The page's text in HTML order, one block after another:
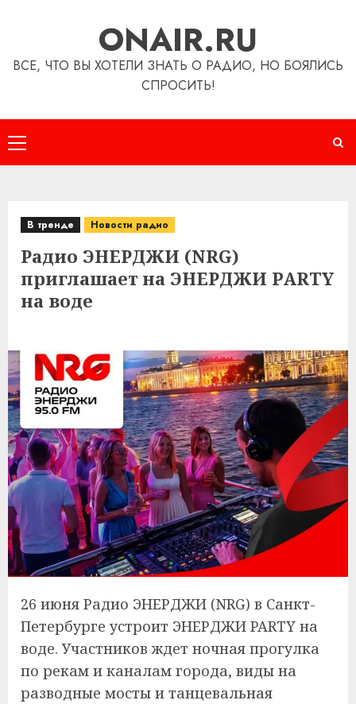
ONAIR.RU
ВСЕ, ЧТО ВЫ ХОТЕЛИ ЗНАТЬ О РАДИО, НО БОЯЛИСЬ
СПРОСИТЬ!
Основное
меню
В тренде Новости радио
Радио ЭНЕРДЖИ (NRG)
приглашает на ЭНЕРДЖИ PARTY
на воде
26 июня Радио ЭНЕРДЖИ (NRG) в Санкт-
Петербурге устроит ЭНЕРДЖИ PARTY на
воде. Участников ждет ночная прогулка
по рекам и каналам города, виды на
разводные мосты и танцевальная